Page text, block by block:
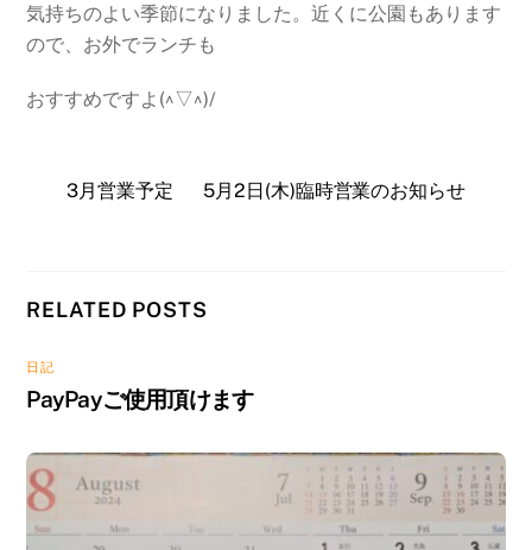
気持ちのよい季節になりました。近くに公園もあります
ので、お外でランチも
おすすめですよ(^▽^)/
3月営業予定 5月2日(木)臨時営業のお知らせ
RELATED POSTS
日記
PayPayご使用頂けます